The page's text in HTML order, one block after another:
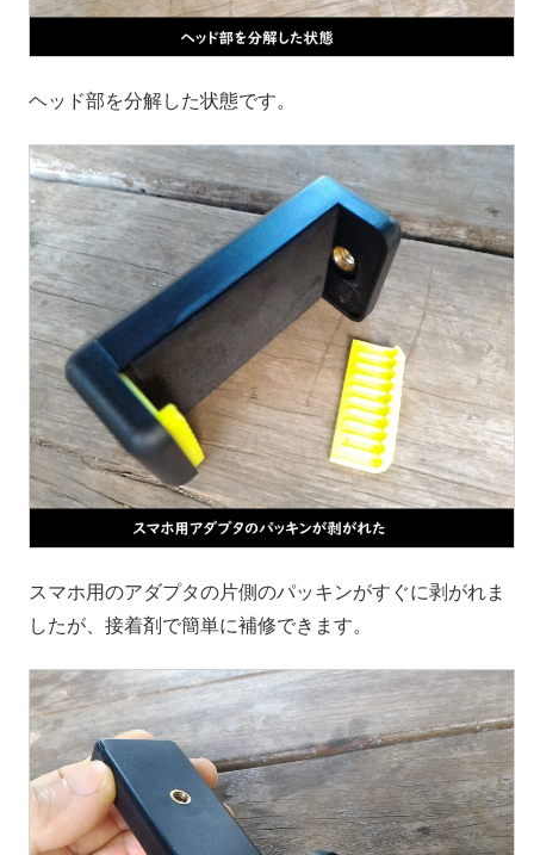
ヘッド部を分解した状態です。
スマホ用のアダプタの片側のパッキンがすぐに剥がれま
したが、接着剤で簡単に補修できます。